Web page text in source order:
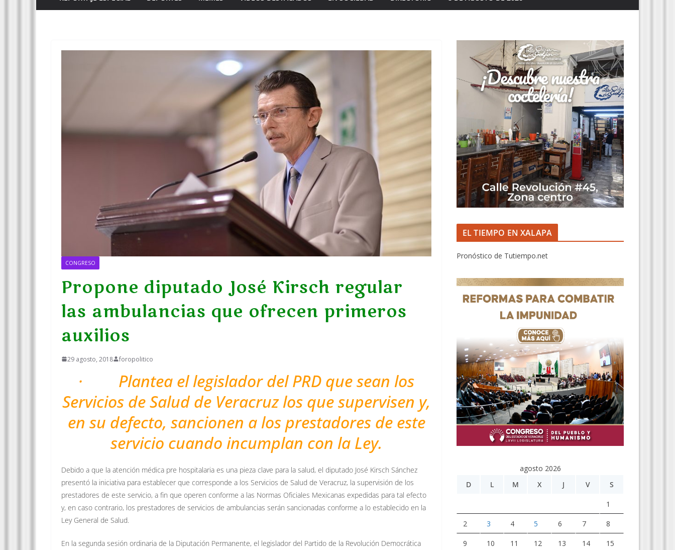
CONGRESO
Propone diputado José Kirsch regular
las ambulancias que ofrecen primeros
auxilios
29 agosto, 2018 foropolitico
· Plantea el legislador del PRD que sean los
Servicios de Salud de Veracruz los que supervisen y,
en su defecto, sancionen a los prestadores de este
servicio cuando incumplan con la Ley.
Debido a que la atención médica pre hospitalaria es una pieza clave para la salud, el diputado José Kirsch Sánchez
presentó la iniciativa para establecer que corresponde a los Servicios de Salud de Veracruz, la supervisión de los
prestadores de este servicio, a fin que operen conforme a las Normas Oficiales Mexicanas expedidas para tal efecto
y, en caso contrario, los prestadores de servicios de ambulancias serán sancionadas conforme a lo establecido en la
Ley General de Salud.
En la segunda sesión ordinaria de la Diputación Permanente, el legislador del Partido de la Revolución Democrática
EL TIEMPO EN XALAPA
Pronóstico de Tutiempo.net
agosto 2026
D
L M X J V S
1
2 3 4 5 6 7 8
9 10 11 12 13 14 15